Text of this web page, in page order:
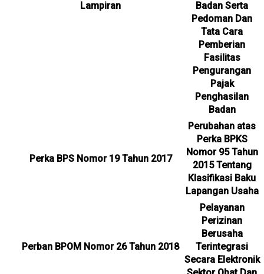
Lampiran
Badan Serta
Pedoman Dan
Tata Cara
Pemberian
Fasilitas
Pengurangan
Pajak
Penghasilan
Badan
Perka BPS Nomor 19 Tahun 2017
Perubahan atas
Perka BPKS
Nomor 95 Tahun
2015 Tentang
Klasifikasi Baku
Lapangan Usaha
Perban BPOM Nomor 26 Tahun 2018
Pelayanan
Perizinan
Berusaha
Terintegrasi
Secara Elektronik